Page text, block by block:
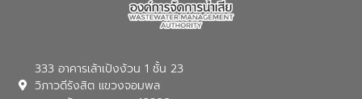
333 อาคารเล้าเป้งง้วน 1 ชั้น 23
วิภาวดีรังสิต แขวงจอมพล